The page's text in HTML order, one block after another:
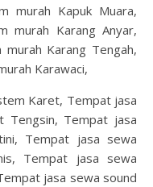
murah Kapuk Muara,
murah Karang Anyar,
Karang Tengah,
Karawaci,
Karet, Tempat jasa
Tengsin, Tempat jasa
Tempat jasa sewa
Tempat jasa sewa
jasa sewa sound